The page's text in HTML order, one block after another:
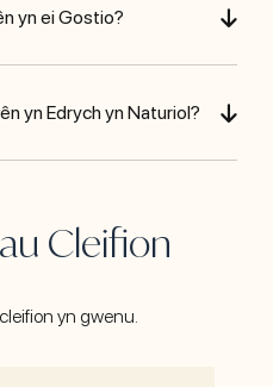
yn ei Gostio?
yn Edrych yn Naturiol?
Cleifion
yn gwenu.